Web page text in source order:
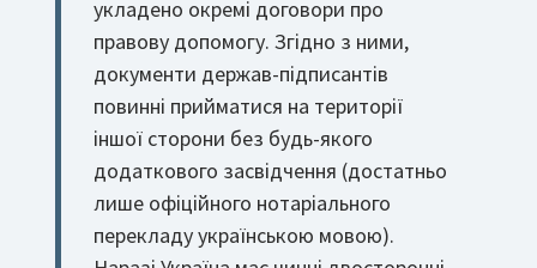
укладено окремі договори про
правову допомогу. Згідно з ними,
документи держав-підписантів
повинні прийматися на території
іншої сторони без будь-якого
додаткового засвідчення (достатньо
лише офіційного нотаріального
перекладу українською мовою).